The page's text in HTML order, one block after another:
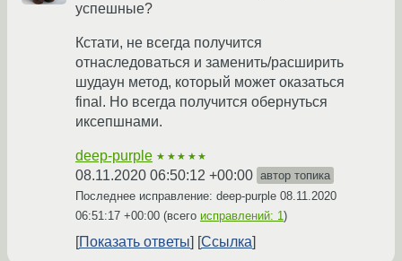
успешные?
Кстати, не всегда получится
отнаследоваться и заменить/расширить
шудаун метод, который может оказаться
final. Но всегда получится обернуться
иксепшнами.
deep-purple ★★★★★
08.11.2020 06:50:12 +00:00 автор топика
Последнее исправление: deep-purple 08.11.2020
06:51:17 +00:00 (всего исправлений: 1)
Показать ответы Ссылка